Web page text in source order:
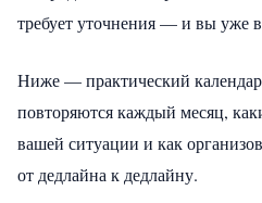
требует уточнения — и вы уже
Ниже — практический
повторяются каждый месяц,
вашей ситуации и как
от дедлайна к дедлайну.